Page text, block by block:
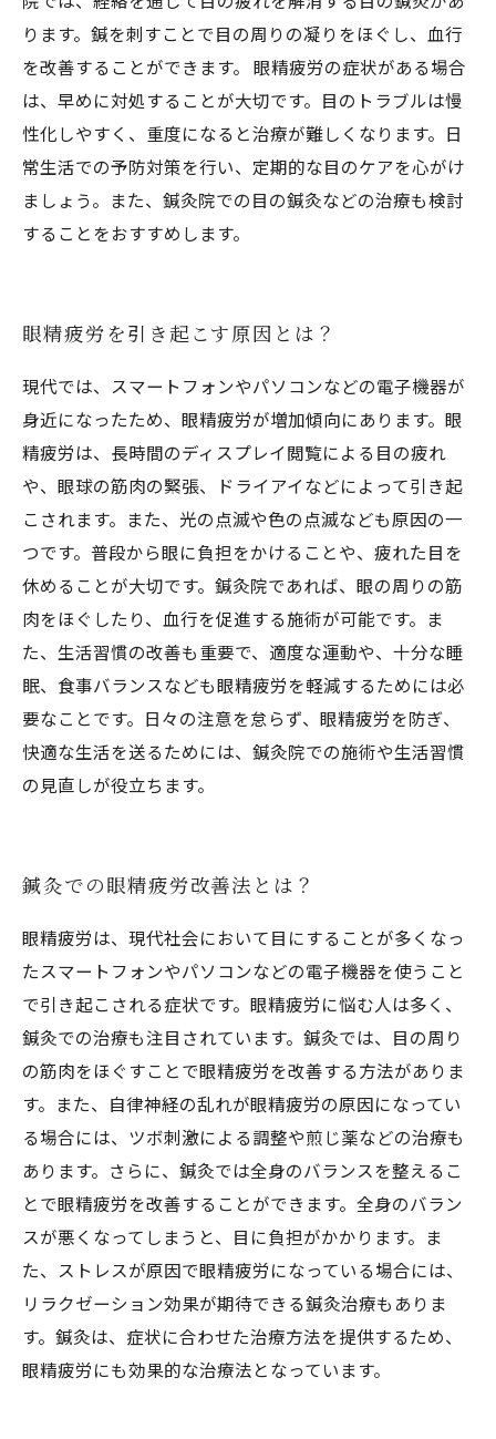
ります。鍼を刺すことで目の周りの凝りをほぐし、血行
を改善することができます。 眼精疲労の症状がある場合
は、早めに対処することが大切です。目のトラブルは慢
性化しやすく、重度になると治療が難しくなります。日
常生活での予防対策を行い、定期的な目のケアを心がけ
ましょう。また、鍼灸院での目の鍼灸などの治療も検討
することをおすすめします。
眼精疲労を引き起こす原因とは？
現代では、スマートフォンやパソコンなどの電子機器が
身近になったため、眼精疲労が増加傾向にあります。眼
精疲労は、長時間のディスプレイ閲覧による目の疲れ
や、眼球の筋肉の緊張、ドライアイなどによって引き起
こされます。また、光の点滅や色の点滅なども原因の一
つです。普段から眼に負担をかけることや、疲れた目を
休めることが大切です。鍼灸院であれば、眼の周りの筋
肉をほぐしたり、血行を促進する施術が可能です。ま
た、生活習慣の改善も重要で、適度な運動や、十分な睡
眠、食事バランスなども眼精疲労を軽減するためには必
要なことです。日々の注意を怠らず、眼精疲労を防ぎ、
快適な生活を送るためには、鍼灸院での施術や生活習慣
の見直しが役立ちます。
鍼灸での眼精疲労改善法とは？
眼精疲労は、現代社会において目にすることが多くなっ
たスマートフォンやパソコンなどの電子機器を使うこと
で引き起こされる症状です。眼精疲労に悩む人は多く、
鍼灸での治療も注目されています。鍼灸では、目の周り
の筋肉をほぐすことで眼精疲労を改善する方法がありま
す。また、自律神経の乱れが眼精疲労の原因になってい
る場合には、ツボ刺激による調整や煎じ薬などの治療も
あります。さらに、鍼灸では全身のバランスを整えるこ
とで眼精疲労を改善することができます。全身のバラン
スが悪くなってしまうと、目に負担がかかります。ま
た、ストレスが原因で眼精疲労になっている場合には、
リラクゼーション効果が期待できる鍼灸治療もありま
す。鍼灸は、症状に合わせた治療方法を提供するため、
眼精疲労にも効果的な治療法となっています。